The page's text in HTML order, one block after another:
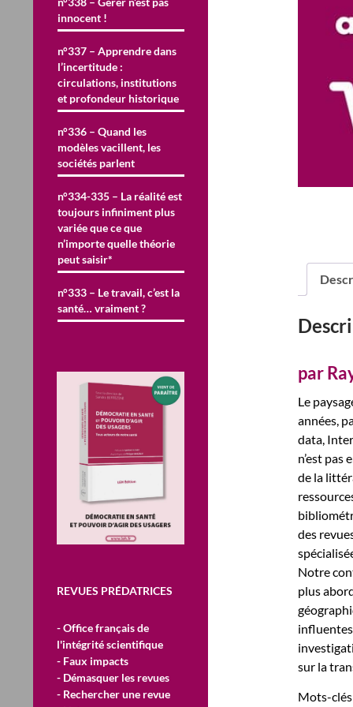
par
Le
années,
data,
n’est pas
de la
des
Notre
plus
sur la
Mots-
innocent !
n°337 – Apprendre dans
l’incertitude :
circulations, institutions
et profondeur historique
n°336 – Quand les
modèles vacillent, les
sociétés parlent
n°334-335 – La réalité est
toujours infiniment plus
variée que ce que
n’importe quelle théorie
peut saisir*
n°333 – Le travail, c’est la
santé… vraiment ?
REVUES PRÉDATRICES
- Office français de
l'intégrité scientifique
- Faux impacts
- Démasquer les revues
- Rechercher une revue